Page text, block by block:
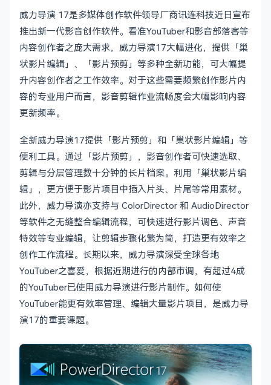
威力导演 17是多媒体创作软件领导厂商讯连科技近日宣布
推出新一代影音创作软件。看准YouTuber和影音部落客等
内容创作者之庞大需求，威力导演17大幅进化，提供「巢
状影片编辑」、「影片预剪」等多种全新功能，可大幅提
升内容创作者之工作效率。对于这些需要频繁创作影片内
容的专业用户而言，影音剪辑作业流畅度会大幅影响内容
更新频率。
全新威力导演17提供「影片预剪」和「巢状影片编辑」等
便利工具。通过「影片预剪」，影音创作者可快速选取、
剪辑与分层管理数十分钟的长片档案。利用「巢状影片编
辑」，更方便于影片项目中插入片头、片尾等常用素材。
此外，威力导演亦支持与 ColorDirector 和 AudioDirector
等软件之无缝整合编辑流程，可快速进行影片调色、声音
特效等专业编辑，让剪辑步骤化繁为简，打造更有效率之
创作工作流程。长期以来，威力导演深受全球各地
YouTuber之喜爱，根据近期进行的内部市调，有超过4成
的YouTuber已使用威力导演进行影片制作。如何使
YouTuber能更有效率管理、编辑大量影片项目，是威力导
演17的重要课题。